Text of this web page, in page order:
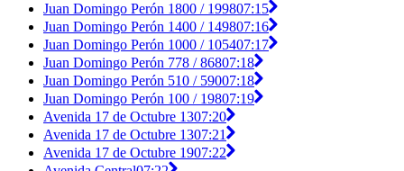
Juan Domingo Perón 1800 / 199807:15
Juan Domingo Perón 1400 / 149807:16
Juan Domingo Perón 1000 / 105407:17
Juan Domingo Perón 778 / 86807:18
Juan Domingo Perón 510 / 59007:18
Juan Domingo Perón 100 / 19807:19
Avenida 17 de Octubre 1307:20
Avenida 17 de Octubre 1307:21
Avenida 17 de Octubre 1907:22